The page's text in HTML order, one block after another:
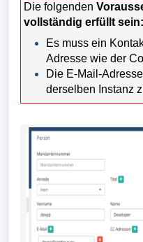
Die folgenden
vollständig erfüllt sein:
Es muss ein
Adresse wie der
Die E-Mail-
derselben Instanz